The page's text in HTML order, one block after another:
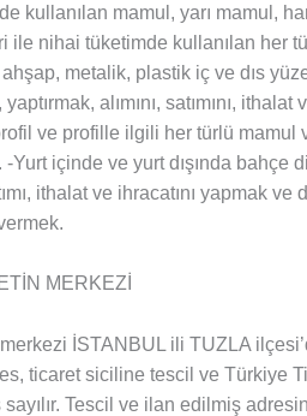
kullanılan mamul, yarı mamul,
ile nihai tüketimde kullanılan her
metalik, plastik iç ve dıs
alımını, satımını,
ve profille ilgili her türlü mamul
-Yurt içinde ve yurt dışında bahçe
ithalat ve ihracatını yapmak
MERKEZİ
İSTANBUL ili TUZLA
ticaret siciline tescil ve Türkiye
sayılır. Tescil ve ilan edilmiş